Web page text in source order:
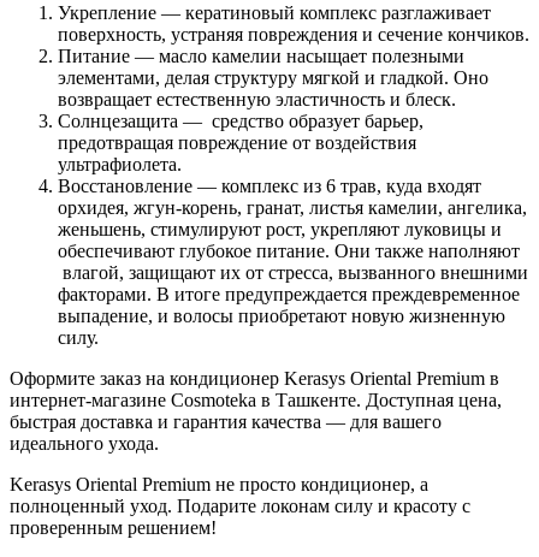
Укрепление — кератиновый комплекс разглаживает
поверхность, устраняя повреждения и сечение кончиков.
Питание — масло камелии насыщает полезными
элементами, делая структуру мягкой и гладкой. Оно
возвращает естественную эластичность и блеск.
Солнцезащита — средство образует барьер,
предотвращая повреждение от воздействия
ультрафиолета.
Восстановление — комплекс из 6 трав, куда входят
орхидея, жгун-корень, гранат, листья камелии, ангелика,
женьшень, стимулируют рост, укрепляют луковицы и
обеспечивают глубокое питание. Они также наполняют
влагой, защищают их от стресса, вызванного внешними
факторами. В итоге предупреждается преждевременное
выпадение, и волосы приобретают новую жизненную
силу.
Оформите заказ на кондиционер Kerasys Oriental Premium в
интернет-магазине Cosmoteka в Ташкенте. Доступная цена,
быстрая доставка и гарантия качества — для вашего
идеального ухода.
Kerasys Oriental Premium не просто кондиционер, а
полноценный уход. Подарите локонам силу и красоту с
проверенным решением!